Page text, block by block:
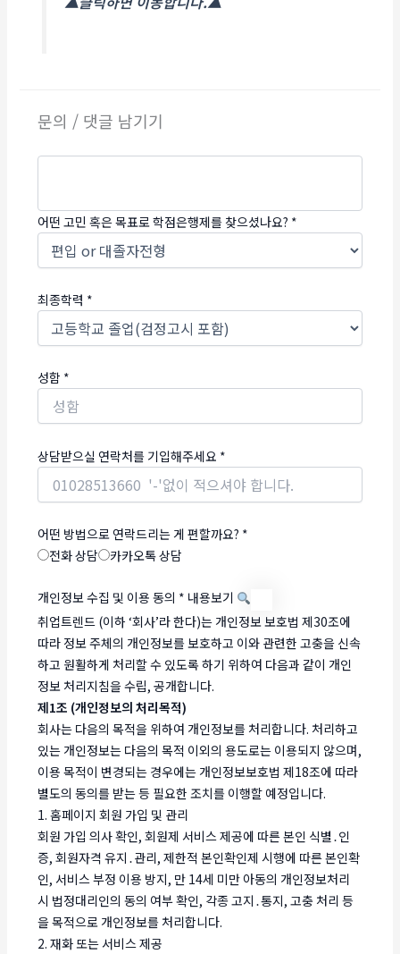
문의 / 댓글 남기기
어떤 고민 혹은 목표로 학점은행제를 찾으셨나요? *
최종학력 *
성함 *
상담받으실 연락처를 기입해주세요 *
어떤 방법으로 연락드리는 게 편할까요? *
전화 상담
카카오톡 상담
개인정보 수집 및 이용 동의 * 내용보기
취업트렌드 (이하 ‘회사’라 한다)는 개인정보 보호법 제30조에
따라 정보 주체의 개인정보를 보호하고 이와 관련한 고충을 신속
하고 원활하게 처리할 수 있도록 하기 위하여 다음과 같이 개인
정보 처리지침을 수립, 공개합니다.
제1조 (개인정보의 처리목적)
회사는 다음의 목적을 위하여 개인정보를 처리합니다. 처리하고
있는 개인정보는 다음의 목적 이외의 용도로는 이용되지 않으며,
이용 목적이 변경되는 경우에는 개인정보보호법 제18조에 따라
별도의 동의를 받는 등 필요한 조치를 이행할 예정입니다.
1. 홈페이지 회원 가입 및 관리
회원 가입 의사 확인, 회원제 서비스 제공에 따른 본인 식별․인
증, 회원자격 유지․관리, 제한적 본인확인제 시행에 따른 본인확
인, 서비스 부정 이용 방지, 만 14세 미만 아동의 개인정보처리
시 법정대리인의 동의 여부 확인, 각종 고지․통지, 고충 처리 등
을 목적으로 개인정보를 처리합니다.
2. 재화 또는 서비스 제공